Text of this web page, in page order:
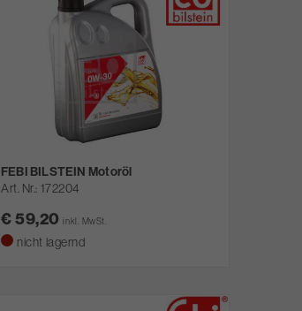
FEBI BILSTEIN Motoröl
Art. Nr. 172204
€ 59,20inkl. MwSt.
nicht lagernd